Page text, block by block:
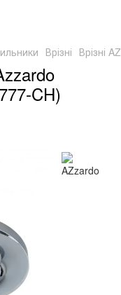
Врізні Врізні
CH)